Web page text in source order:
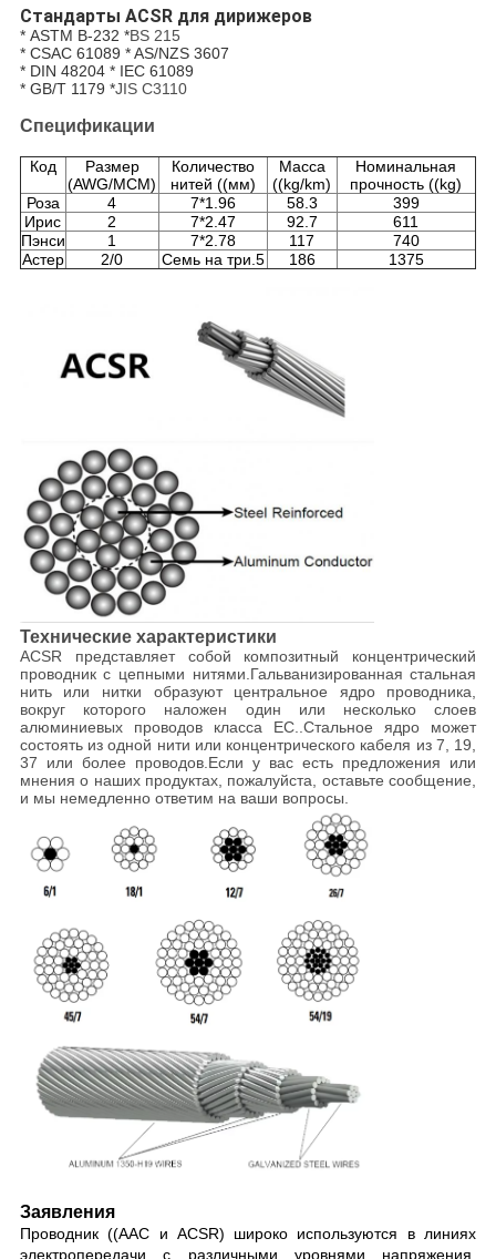
Стандарты ACSR для дирижеров
* ASTM B-232 *BS 215
* CSAC 61089 * AS/NZS 3607
* DIN 48204 * IEC 61089
* GB/T 1179 *JIS C3110
Спецификации
Код
Размер
(AWG/MCM)
Количество
нитей ((мм)
Масса
((kg/km)
Номинальная
прочность ((kg)
Роза
4 7*1.96 58.3
399
Ирис
2 7*2.47 92.7
611
Пэнси
1 7*2.78 117
740
Астер
2/0 Семь на три.5 186 1375
Технические характеристики
ACSR представляет собой композитный концентрический
проводник с цепными нитями.Гальванизированная стальная
нить или нитки образуют центральное ядро проводника,
вокруг которого наложен один или несколько слоев
алюминиевых проводов класса ЕС..Стальное ядро может
состоять из одной нити или концентрического кабеля из 7, 19,
37 или более проводов.Если у вас есть предложения или
мнения о наших продуктах, пожалуйста, оставьте сообщение,
и мы немедленно ответим на ваши вопросы.
Заявления
Проводник ((AAC и ACSR) широко используются в линиях
электропередачи с различными уровнями напряжения,